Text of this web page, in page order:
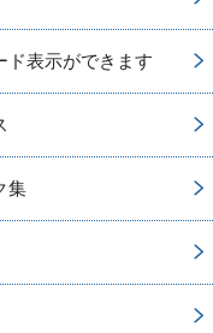
ド表示ができます
集